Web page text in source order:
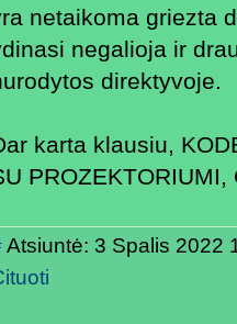
netaikoma griezta
negalioja ir
direktyvoje.
karta klausiu,
Atsiuntė: 3 Spalis 2022